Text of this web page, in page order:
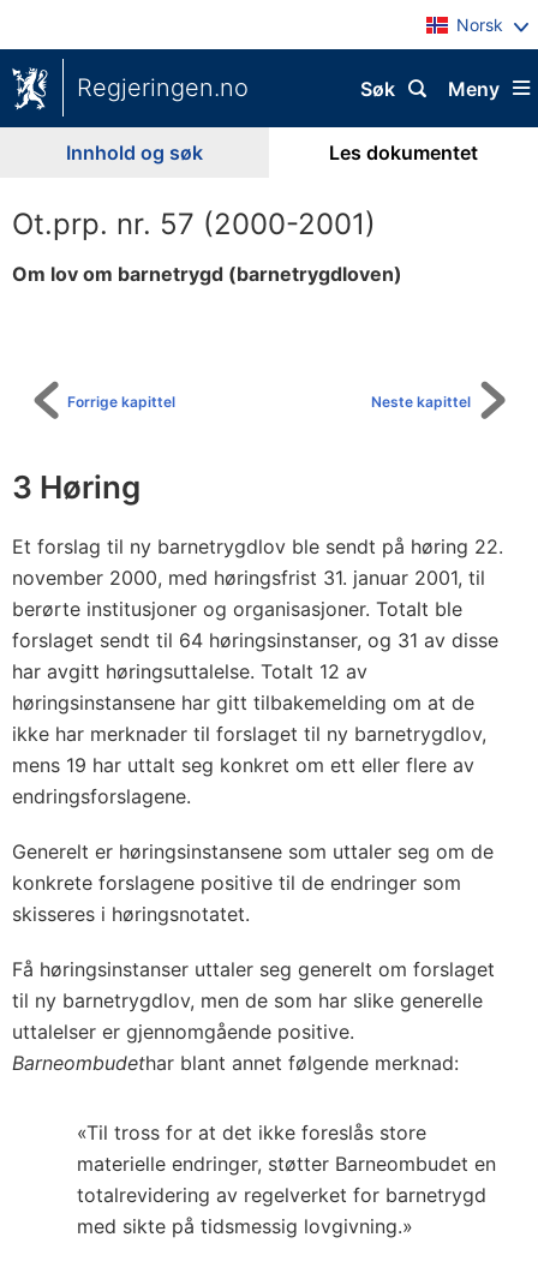
Norsk
Regjeringen.no Meny
Søk
Innhold og søk Les dokumentet
Ot.prp. nr. 57 (2000-2001)
Om lov om barnetrygd (barnetrygdloven)
Neste kapittel
Forrige kapittel
3 Høring
Et forslag til ny barnetrygdlov ble sendt på høring 22.
november 2000, med høringsfrist 31. januar 2001, til
berørte institusjoner og organisasjoner. Totalt ble
forslaget sendt til 64 høringsinstanser, og 31 av disse
har avgitt høringsuttalelse. Totalt 12 av
høringsinstansene har gitt tilbakemelding om at de
ikke har merknader til forslaget til ny barnetrygdlov,
mens 19 har uttalt seg konkret om ett eller flere av
endringsforslagene.
Generelt er høringsinstansene som uttaler seg om de
konkrete forslagene positive til de endringer som
skisseres i høringsnotatet.
Få høringsinstanser uttaler seg generelt om forslaget
til ny barnetrygdlov, men de som har slike generelle
uttalelser er gjennomgående positive.
Barneombudethar blant annet følgende merknad:
«Til tross for at det ikke foreslås store
materielle endringer, støtter Barneombudet en
totalrevidering av regelverket for barnetrygd
med sikte på tidsmessig lovgivning.»